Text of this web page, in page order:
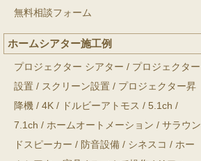
無料相談フォーム
ホームシアター施工例
プロジェクター シアター / プロジェクター
設置 / スクリーン設置 / プロジェクター昇
降機 / 4K / ドルビーアトモス / 5.1ch /
7.1ch / ホームオートメーション / サラウン
ドスピーカー / 防音設備 / シネスコ / ホー